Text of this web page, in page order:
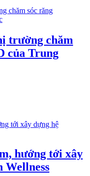
trường chăm
của Trung
hướng tới xây
Wellness